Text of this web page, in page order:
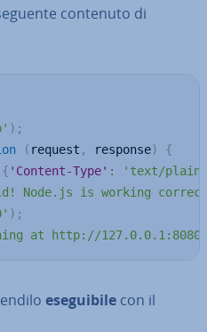
contenuto di
) ;
( request , response)
{
{ 'Content-Type' :
'text/plain'
Node.js is working
) ;
at http://
ese­gui­bi­le con il